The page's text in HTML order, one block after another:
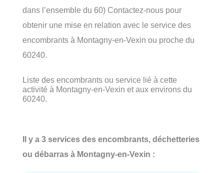
dans l’ensemble du 60) Contactez-nous pour
obtenir une mise en relation avec le service des
encombrants à Montagny-en-Vexin ou proche du
60240.
Liste des encombrants ou service lié à cette
activité à Montagny-en-Vexin et aux environs du
60240.
Il y a 3 services des encombrants, déchetteries
ou débarras à Montagny-en-Vexin :